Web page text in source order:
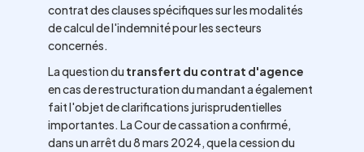
contrat des clauses spécifiques sur les modalités
de calcul de l'indemnité pour les secteurs
concernés.
La question du transfert du contrat d'agence
en cas de restructuration du mandant a également
fait l'objet de clarifications jurisprudentielles
importantes. La Cour de cassation a confirmé,
dans un arrêt du 8 mars 2024, que la cession du